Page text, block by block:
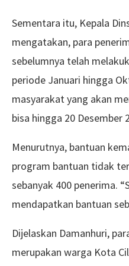
Sementara itu, Kepala
mengatakan, para
sebelumnya telah
periode Januari hingga
masyarakat yang akan
bisa hingga 20 Desember
Menurutnya, bantuan
program bantuan tidak
sebanyak 400 penerima.
mendapatkan bantuan
Dijelaskan Damanhuri,
merupakan warga Kota